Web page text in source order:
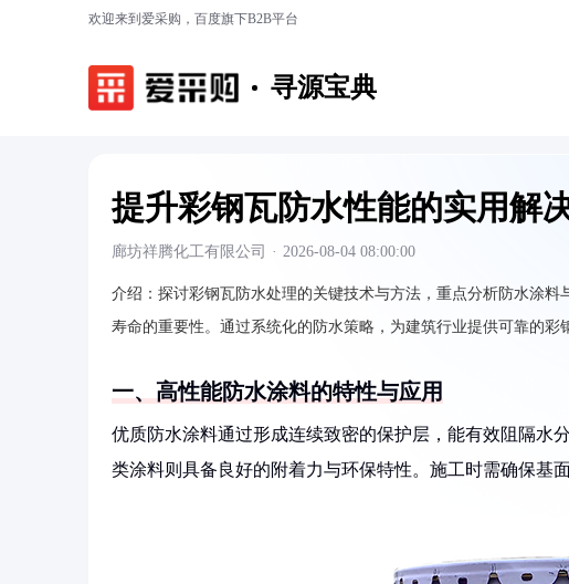
欢迎来到爱采购，百度旗下B2B平台
寻源宝典
提升彩钢瓦防水性能的实用解
廊坊祥腾化工有限公司 · 2026-08-04 08:00:00
介绍： 探讨彩钢瓦防水处理的关键技术与方法，重点分析防水涂
寿命的重要性。通过系统化的防水策略，为建筑行业提供可靠的彩
一、高性能防水涂料的特性与应用
优质防水涂料通过形成连续致密的保护层，能有效阻隔水
类涂料则具备良好的附着力与环保特性。施工时需确保基